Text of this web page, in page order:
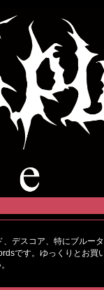
デスコア、特にブルー
です。ゆっくりとお買